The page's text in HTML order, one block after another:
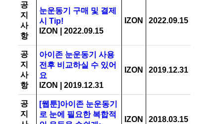
공
지
사
항
눈운동기 구매 및 결제
시 Tip!
IZON
2022.09.15
IZON 2022.09.15
공
지
사
항
아이존 눈운동기 사용
전후 비교하실 수 있어
요
IZON
2019.12.31
IZON 2019.12.31
공
지
[웹툰]아이존 눈운동기
로 눈에 필요한 복합적
IZON 2018.03.15